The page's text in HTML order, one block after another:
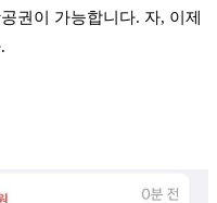
권이 가능합니다. 자, 이제